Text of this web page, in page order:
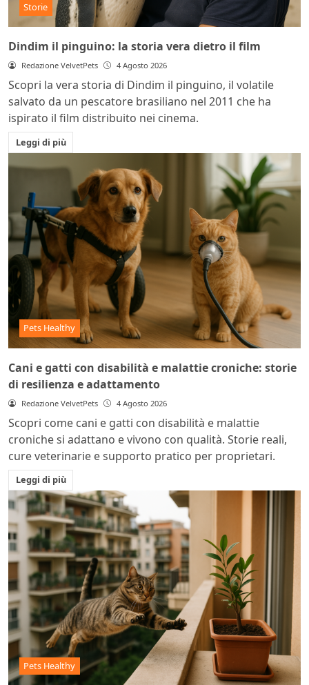
Storie
Dindim il pinguino: la storia vera dietro il film
Redazione VelvetPets 4 Agosto 2026
Scopri la vera storia di Dindim il pinguino, il volatile
salvato da un pescatore brasiliano nel 2011 che ha
ispirato il film distribuito nei cinema.
Leggi di più
Pets Healthy
Cani e gatti con disabilità e malattie croniche: storie
di resilienza e adattamento
Redazione VelvetPets 4 Agosto 2026
Scopri come cani e gatti con disabilità e malattie
croniche si adattano e vivono con qualità. Storie reali,
cure veterinarie e supporto pratico per proprietari.
Leggi di più
Pets Healthy